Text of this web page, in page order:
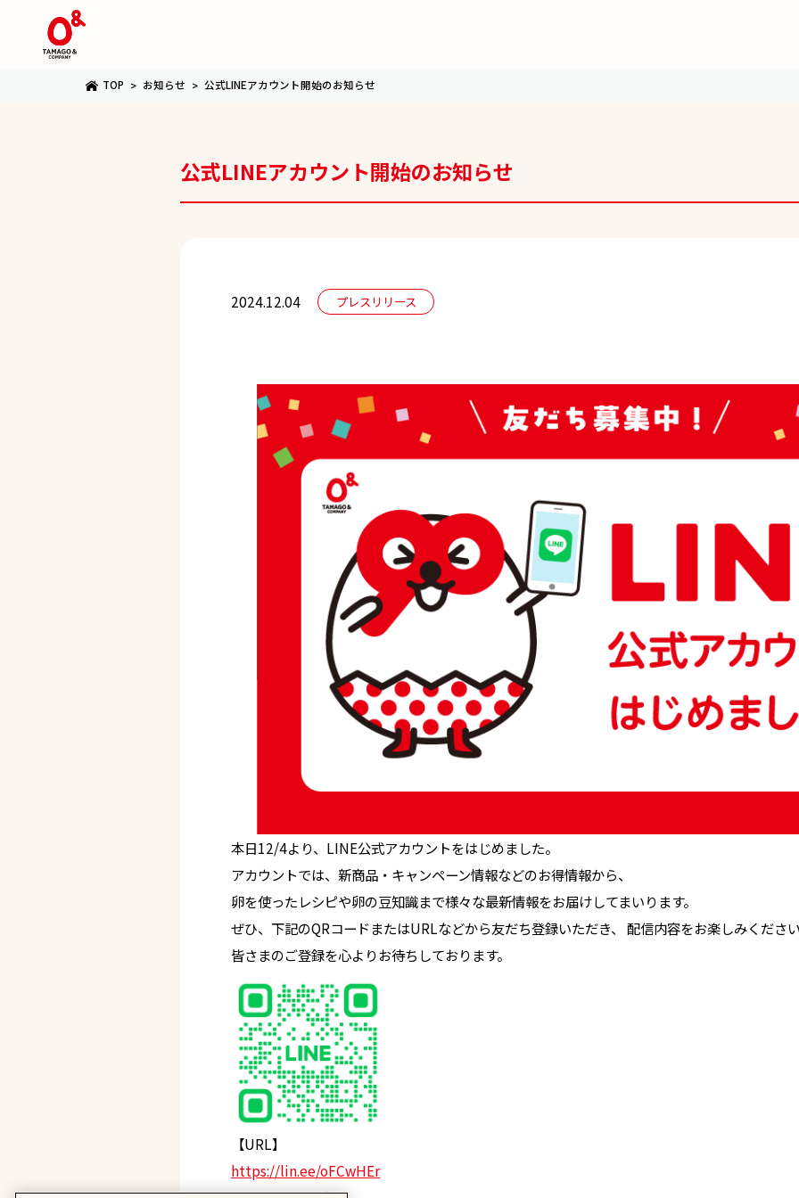
TOP お知らせ 公式LINEアカウント開始のお知らせ
公式LINEアカウント開始のお知らせ
2024.12.04 プレスリリース
本日12/4より、LINE公式アカウントをはじめました。
アカウントでは、新商品・キャンペーン情報などのお得情報から、
卵を使ったレシピや卵の豆知識まで様々な最新情報をお届けしてまいります。
ぜひ、下記のQRコードまたはURLなどから友だち登録いただき、 配信内容をお楽しみくださ
皆さまのご登録を心よりお待ちしております。
【URL】
https://lin.ee/oFCwHEr